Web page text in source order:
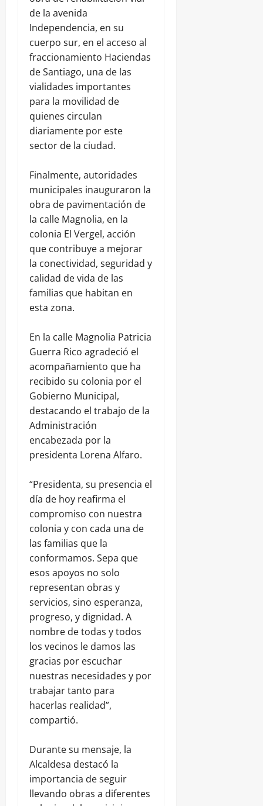
de la avenida
Independencia, en su
cuerpo sur, en el acceso al
fraccionamiento Haciendas
de Santiago, una de las
vialidades importantes
para la movilidad de
quienes circulan
diariamente por este
sector de la ciudad.
Finalmente, autoridades
municipales inauguraron la
obra de pavimentación de
la calle Magnolia, en la
colonia El Vergel, acción
que contribuye a mejorar
la conectividad, seguridad y
calidad de vida de las
familias que habitan en
esta zona.
En la calle Magnolia Patricia
Guerra Rico agradeció el
acompañamiento que ha
recibido su colonia por el
Gobierno Municipal,
destacando el trabajo de la
Administración
encabezada por la
presidenta Lorena Alfaro.
“Presidenta, su presencia el
día de hoy reafirma el
compromiso con nuestra
colonia y con cada una de
las familias que la
conformamos. Sepa que
esos apoyos no solo
representan obras y
servicios, sino esperanza,
progreso, y dignidad. A
nombre de todas y todos
los vecinos le damos las
gracias por escuchar
nuestras necesidades y por
trabajar tanto para
hacerlas realidad”,
compartió.
Durante su mensaje, la
Alcaldesa destacó la
importancia de seguir
llevando obras a diferentes